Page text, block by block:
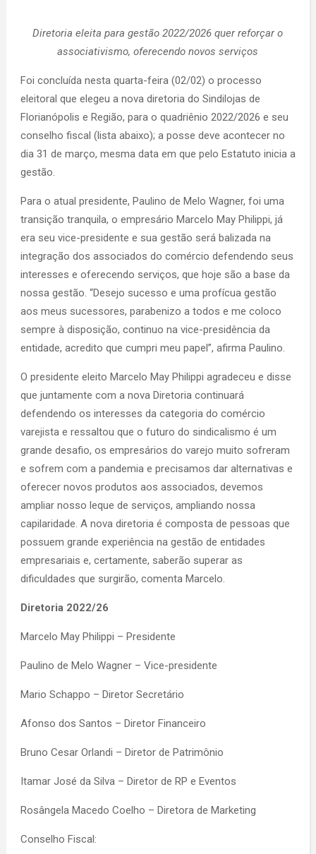
Diretoria eleita para gestão 2022/2026 quer reforçar o
associativismo, oferecendo novos serviços
Foi concluída nesta quarta-feira (02/02) o processo
eleitoral que elegeu a nova diretoria do Sindilojas de
Florianópolis e Região, para o quadriênio 2022/2026 e seu
conselho fiscal (lista abaixo); a posse deve acontecer no
dia 31 de março, mesma data em que pelo Estatuto inicia a
gestão.
Para o atual presidente, Paulino de Melo Wagner, foi uma
transição tranquila, o empresário Marcelo May Philippi, já
era seu vice-presidente e sua gestão será balizada na
integração dos associados do comércio defendendo seus
interesses e oferecendo serviços, que hoje são a base da
nossa gestão. “Desejo sucesso e uma profícua gestão
aos meus sucessores, parabenizo a todos e me coloco
sempre à disposição, continuo na vice-presidência da
entidade, acredito que cumpri meu papel”, afirma Paulino.
O presidente eleito Marcelo May Philippi agradeceu e disse
que juntamente com a nova Diretoria continuará
defendendo os interesses da categoria do comércio
varejista e ressaltou que o futuro do sindicalismo é um
grande desafio, os empresários do varejo muito sofreram
e sofrem com a pandemia e precisamos dar alternativas e
oferecer novos produtos aos associados, devemos
ampliar nosso leque de serviços, ampliando nossa
capilaridade. A nova diretoria é composta de pessoas que
possuem grande experiência na gestão de entidades
empresariais e, certamente, saberão superar as
dificuldades que surgirão, comenta Marcelo.
Diretoria 2022/26
Marcelo May Philippi – Presidente
Paulino de Melo Wagner – Vice-presidente
Mario Schappo – Diretor Secretário
Afonso dos Santos – Diretor Financeiro
Bruno Cesar Orlandi – Diretor de Patrimônio
Itamar José da Silva – Diretor de RP e Eventos
Rosângela Macedo Coelho – Diretora de Marketing
Conselho Fiscal: